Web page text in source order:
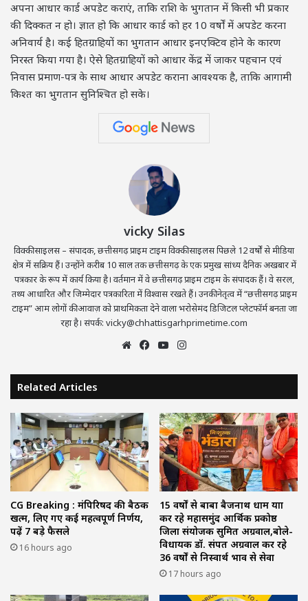
अपना आधार कार्ड अपडेट कराएं, ताकि राशि के भुगतान में किसी भी प्रकार
की दिक्कत न हो। ज्ञात हो कि आधार कार्ड को हर 10 वर्षों में अपडेट करना
अनिवार्य है। कई हितग्राहियों का भुगतान आधार इनएक्टिव होने के कारण
निरस्त किया गया है। ऐसे हितग्राहियों को आधार केंद्र में जाकर पहचान एवं
निवास प्रमाण-पत्र के साथ आधार अपडेट कराना आवश्यक है, ताकि आगामी
किश्त का भुगतान सुनिश्चित हो सके।
vicky Silas
विक्की साइलस – संपादक, छत्तीसगढ़ प्राइम टाइम विक्की साइलस पिछले 12 वर्षों से मीडिया
क्षेत्र में सक्रिय हैं। उन्होंने करीब 10 साल तक छत्तीसगढ़ के एक प्रमुख सांध्य दैनिक अखबार में
पत्रकार के रूप में कार्य किया है। वर्तमान में वे छत्तीसगढ़ प्राइम टाइम के संपादक हैं। वे सरल,
तथ्य आधारित और जिम्मेदार पत्रकारिता में विश्वास रखते हैं। उनकी नेतृत्व में “छत्तीसगढ़ प्राइम
टाइम” आम लोगों की आवाज़ को प्राथमिकता देने वाला भरोसेमंद डिजिटल प्लेटफॉर्म बनता जा
रहा है। संपर्क: vicky@chhattisgarhprimetime.com
WebsiteFacebookYouTube
Related Articles
CG Breaking : मंत्रिपरिषद की बैठक
खत्म, लिए गए कई महत्वपूर्ण निर्णय,
पढ़ें 7 बड़े फैसले
16 hours ago
15 वर्षों से बाबा बैजनाथ धाम यात्रा
कर रहे महासमुंद आर्थिक प्रकोष्ठ
जिला संयोजक सुमित अग्रवाल,बोले-
विधायक डॉ. संपत अग्रवाल कर रहे
36 वर्षों से निस्वार्थ भाव से सेवा
17 hours ago